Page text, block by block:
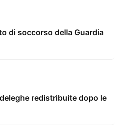
di soccorso della Guardia
redistribuite dopo le